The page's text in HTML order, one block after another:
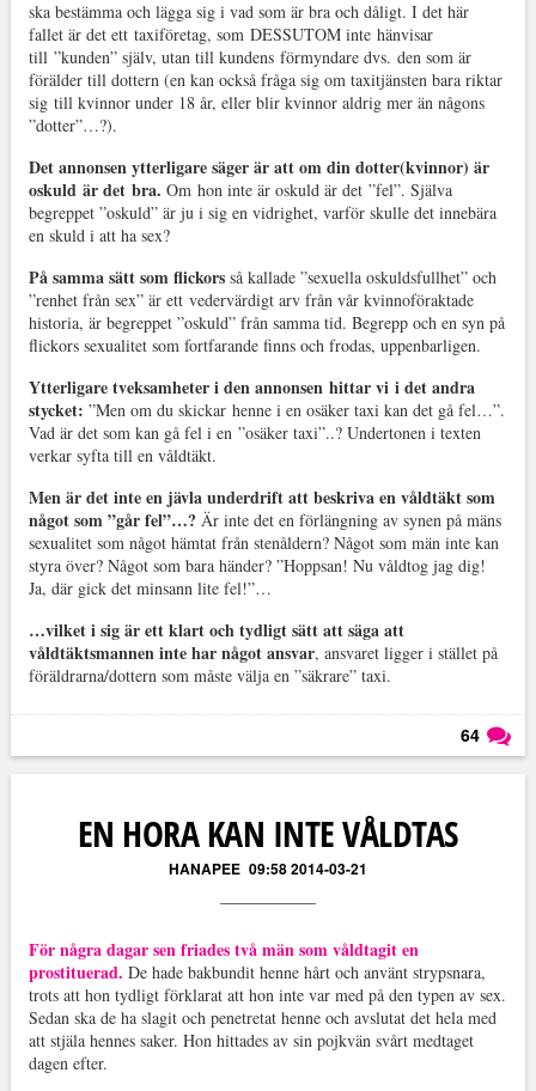
ska bestämma och lägga sig i vad som är bra och dåligt. I det här
fallet är det ett taxiföretag, som DESSUTOM inte hänvisar
till ”kunden” själv, utan till kundens förmyndare dvs. den som är
förälder till dottern (en kan också fråga sig om taxitjänsten bara riktar
sig till kvinnor under 18 år, eller blir kvinnor aldrig mer än någons
”dotter”…?).
Det annonsen ytterligare säger är att om din dotter(kvinnor) är
oskuld är det bra. Om hon inte är oskuld är det ”fel”. Själva
begreppet ”oskuld” är ju i sig en vidrighet, varför skulle det innebära
en skuld i att ha sex?
På samma sätt som flickors så kallade ”sexuella oskuldsfullhet” och
”renhet från sex” är ett vedervärdigt arv från vår kvinnoföraktade
historia, är begreppet ”oskuld” från samma tid. Begrepp och en syn på
flickors sexualitet som fortfarande finns och frodas, uppenbarligen.
Ytterligare tveksamheter i den annonsen hittar vi i det andra
stycket: ”Men om du skickar henne i en osäker taxi kan det gå fel…”.
Vad är det som kan gå fel i en ”osäker taxi”..? Undertonen i texten
verkar syfta till en våldtäkt.
Men är det inte en jävla underdrift att beskriva en våldtäkt som
något som ”går fel”…? Är inte det en förlängning av synen på mäns
sexualitet som något hämtat från stenåldern? Något som män inte kan
styra över? Något som bara händer? ”Hoppsan! Nu våldtog jag dig!
Ja, där gick det minsann lite fel!”…
…vilket i sig är ett klart och tydligt sätt att säga att
våldtäktsmannen inte har något ansvar, ansvaret ligger i stället på
föräldrarna/dottern som måste välja en ”säkrare” taxi.
64
EN HORA KAN INTE VÅLDTAS
HANAPEE 09:58 2014-03-21
För några dagar sen friades två män som våldtagit en
prostituerad. De hade bakbundit henne hårt och använt strypsnara,
trots att hon tydligt förklarat att hon inte var med på den typen av sex.
Sedan ska de ha slagit och penetretat henne och avslutat det hela med
att stjäla hennes saker. Hon hittades av sin pojkvän svårt medtaget
dagen efter.